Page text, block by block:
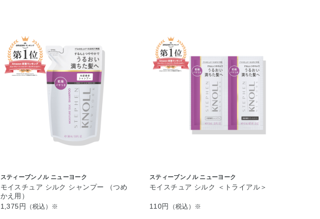
スティーブンノル ニューヨーク
モイスチュア シルク シャンプー （つめ
かえ用）
1,375円
（税込）※
スティーブンノル ニューヨーク
モイスチュア シルク ＜トライアル＞
110円 （税込）※